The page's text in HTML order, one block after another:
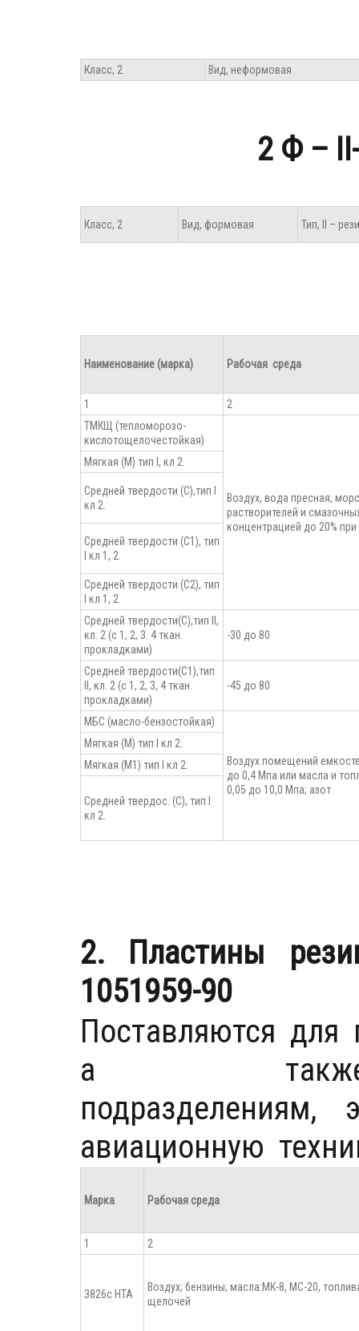
Класс, 2 Вид, неформовая
2 Ф –
Класс, 2 Вид, формовая Тип, II –
Наименование (марка) Рабочая среда
1
2
ТМКЩ (тепломорозо-
кислотощелочестойкая)
Воздух, вода пресная,
растворителей и
концентрацией до 20%
Мягкая (М) тип I, кл 2.
Средней твердости (С),тип I
кл 2.
Средней твердости (С1), тип
I кл 1, 2.
Средней твердости (С2), тип
I кл 1, 2.
Средней твердости(С),тип II,
кл. 2 (с 1, 2, 3. 4 ткан.
прокладками)
-30 до 80
Средней твердости(С1),тип
II, кл. 2 (с 1, 2, 3, 4 ткан.
прокладками)
-45 до 80
МБС (масло-бензостойкая)
Воздух помещений
до 0,4 Мпа или масла и
0,05 до 10,0 Мпа; азот
Мягкая (М) тип I кл 2.
Мягкая (М1) тип I кл 2.
Средней твердос. (С), тип I
кл 2.
2. Пластины
1051959-90
Поставляются
а
авиационную
Марка Рабочая среда
1 2
3826с НТА
Воздух; бензины; масла:МК-8, МС-20,
щелочей